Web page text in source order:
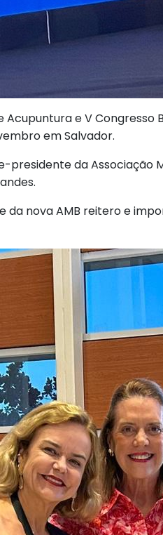
Acupuntura e V
em Salvador.
presidente da Associação
da nova AMB reitero e